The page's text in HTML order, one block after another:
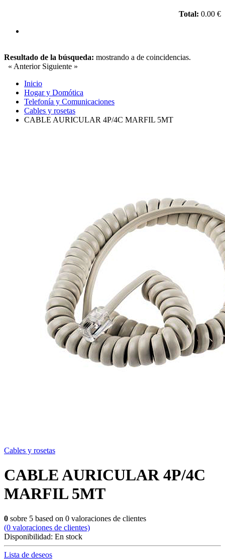
Total: 0.00 €
Resultado de la búsqueda: mostrando a de coincidencias.
« Anterior Siguiente »
Inicio
Hogar y Domótica
Telefonía y Comunicaciones
Cables y rosetas
CABLE AURICULAR 4P/4C MARFIL 5MT
Cables y rosetas
CABLE AURICULAR 4P/4C
MARFIL 5MT
0 sobre 5 based on 0 valoraciones de clientes
(0 valoraciones de clientes)
Disponibilidad: En stock
Lista de deseos